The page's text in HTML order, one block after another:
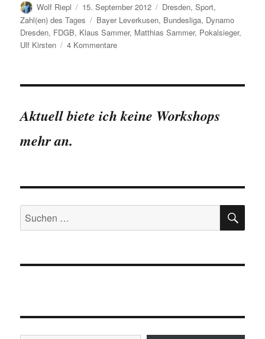
Autor
Wolf Riepl
Veröffentlicht
am
15. September 2012 Kategorien
Dresden,Sport,
Zahl(en) des Tages
Schlagwörter
Bayer Leverkusen, Bundesliga, Dynamo
Dresden, FDGB, Klaus Sammer, Matthias Sammer, Pokalsieger,
Ulf Kirsten
4 Kommentarezu
Dresden
Aktuell biete ich keine Workshops
mehr an.
Suchen
nach:
Gib deine E-Mail-Adresse ein ...